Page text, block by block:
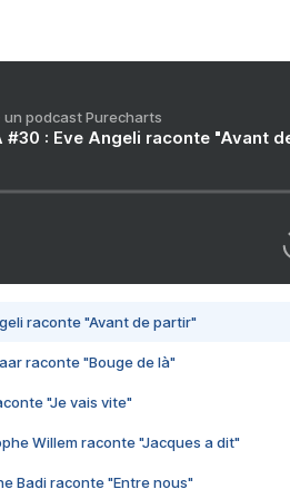
un podcast Purecharts
#30 : Eve Angeli raconte "Avant
raconte "Avant de partir"
raconte "Bouge de là"
"Je vais vite"
Willem raconte "Jacques a dit"
Badi raconte "Entre nous"